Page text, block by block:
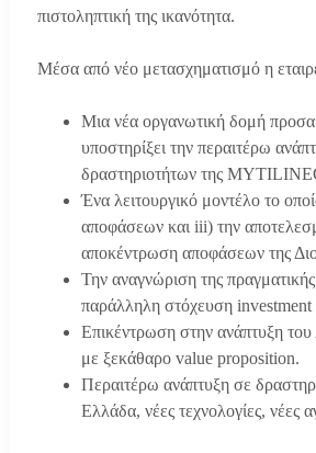
πιστοληπτική της ικανότητα.
Μέσα από νέο μετασχηματισμό η
Μια νέα οργανωτική δομή
υποστηρίξει την περαιτέρω
δραστηριοτήτων της
Ένα λειτουργικό μοντέλο το
αποφάσεων και iii) την
αποκέντρωση αποφάσεων της
Την αναγνώριση της
παράλληλη στόχευση investment
Επικέντρωση στην ανάπτυξη του
με ξεκάθαρο value proposition.
Περαιτέρω ανάπτυξη σε
Ελλάδα, νέες τεχνολογίες, νέες